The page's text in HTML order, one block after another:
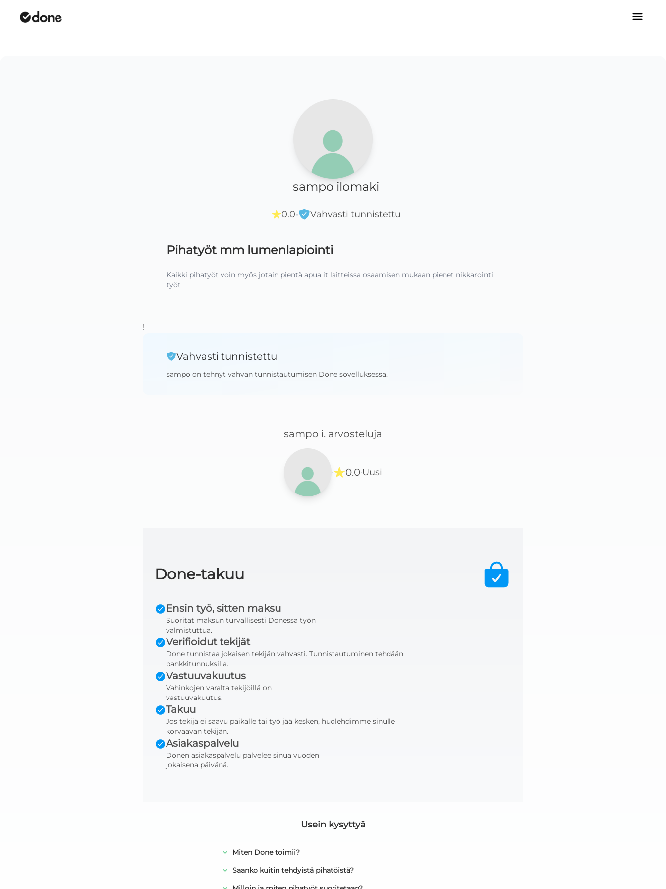
sampo ilomaki
0.0· Vahvasti tunnistettu
Pihatyöt mm lumenlapiointi
Kaikki pihatyöt voin myös jotain pientä apua it laitteissa osaamisen mukaan pienet nikkarointi
työt
!
Vahvasti tunnistettu
sampo on tehnyt vahvan tunnistautumisen Done sovelluksessa.
sampo i. arvosteluja
· 0.0·Uusi
Done-takuu
Ensin työ, sitten maksu
Suoritat maksun turvallisesti Donessa työn
valmistuttua.
Verifioidut tekijät
Done tunnistaa jokaisen tekijän vahvasti. Tunnistautuminen tehdään
pankkitunnuksilla.
Vastuuvakuutus
Vahinkojen varalta tekijöillä on
vastuuvakuutus.
Takuu
Jos tekijä ei saavu paikalle tai työ jää kesken, huolehdimme sinulle
korvaavan tekijän.
Asiakaspalvelu
Donen asiakaspalvelu palvelee sinua vuoden
jokaisena päivänä.
Usein kysyttyä
Miten Done toimii?
Saanko kuitin tehdyistä pihatöistä?